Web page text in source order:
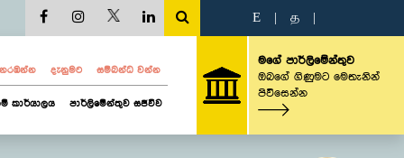
E த
දැනුමට සම්බන්ධ වන්න
කාර්යාලය පාර්ලිමේන්තුව සජීවීව
මගේ පාර්ලිමේන්තුව
ඔබගේ ගිණුමට මෙතැනින්
පිවිසෙන්න